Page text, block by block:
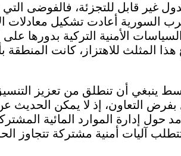
غير قابل للتجزئة، فالفوضى
والحرب السورية أعادت تشكيل معادلات
الأمنية التركية بدورها
المثلث للاهتزاز، كانت المنطقة
ينبغي أن تنطلق من تعزيز
التعاون، إذ لا يمكن الحديث
حول إدارة الموارد المائية
آليات أمنية مشتركة تتجاوز